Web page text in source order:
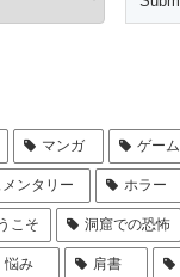
マンガ ゲーム
ンタリー ホラー
こそ 洞窟での恐怖
悩み 肩書